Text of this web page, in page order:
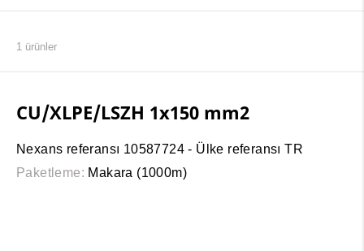
1 ürünler
CU/XLPE/LSZH 1x150 mm2
Nexans referansı 10587724 - Ülke referansı TR
Paketleme: Makara (1000m)